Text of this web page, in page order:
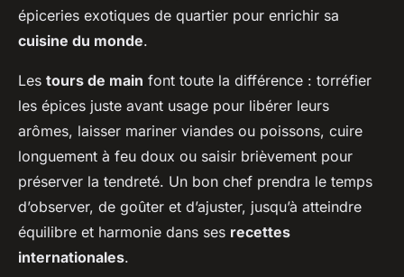
épiceries exotiques de quartier pour enrichir sa
cuisine du monde.
Les tours de main font toute la différence : torréfier
les épices juste avant usage pour libérer leurs
arômes, laisser mariner viandes ou poissons, cuire
longuement à feu doux ou saisir brièvement pour
préserver la tendreté. Un bon chef prendra le temps
d’observer, de goûter et d’ajuster, jusqu’à atteindre
équilibre et harmonie dans ses recettes
internationales.